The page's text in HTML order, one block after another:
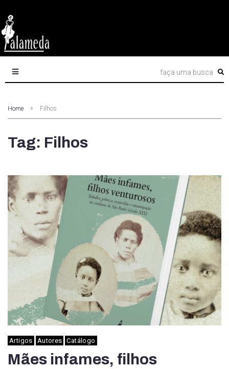
Home Filhos
Tag: Filhos
Artigos Autores Catálogo
Mães infames, filhos